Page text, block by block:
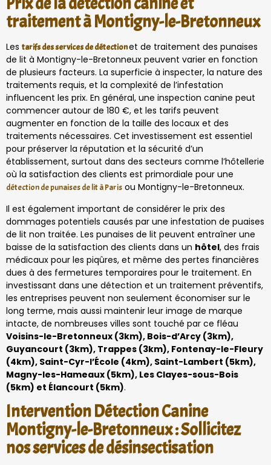
traitement à Montigny-le-Bretonneux
Les tarifs des services de détectionet de traitement des punaises
de lit à Montigny-le-Bretonneux peuvent varier en fonction
de plusieurs facteurs. La superficie à inspecter, la nature des
traitements requis, et la complexité de l’infestation
influencent les prix. En général, une inspection canine peut
commencer autour de 180 €, et les tarifs peuvent
augmenter en fonction de la taille des locaux et des
traitements nécessaires. Cet investissement est essentiel
pour préserver la réputation et la sécurité d’un
établissement, surtout dans des secteurs comme l’hôtellerie
où la satisfaction des clients est primordiale pour une
détection de punaises de lit à Paris ou Montigny-le-Bretonneux.
Il est également important de considérer le prix des
dommages potentiels causés par une infestation de puaises
de lit non traitée. Les punaises de lit peuvent entraîner une
baisse de la satisfaction des clients dans un hôtel, des frais
médicaux pour les piqûres, et même des pertes financières
dues à des fermetures temporaires pour le traitement. En
investissant dans une détection et un traitement préventifs,
les entreprises peuvent non seulement économiser sur le
long terme, mais aussi maintenir leur image de marque
intacte, de nombreuses villes sont touché par ce fléau
Voisins-le-Bretonneux (3km), Bois-d’Arcy (3km),
Guyancourt (3km), Trappes (3km), Fontenay-le-Fleury
(4km), Saint-Cyr-l’École (4km), Saint-Lambert (5km),
Magny-les-Hameaux (5km), Les Clayes-sous-Bois
(5km) et Élancourt (5km).
Intervention Détection Canine
Montigny-le-Bretonneux : Sollicitez
nos services de désinsectisation